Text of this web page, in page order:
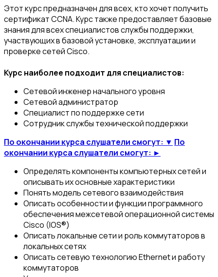
Этот курс предназначен для всех, кто хочет получить
сертификат CCNA. Курс также предоставляет базовые
знания для всех специалистов службы поддержки,
участвующих в базовой установке, эксплуатации и
проверке сетей Cisco.
Курс наиболее подходит для специалистов:
Сетевой инженер начального уровня
Сетевой администратор
Специалист по поддержке сети
Сотрудник службы технической поддержки
По окончании курса слушатели смогут: ▼ По
окончании курса слушатели смогут: ►
Определять компоненты компьютерных сетей и
описывать их основные характеристики
Понять модель сетевого взаимодействия
Описать особенности и функции программного
обеспечения межсетевой операционной системы
Cisco (IOS®)
Описать локальные сети и роль коммутаторов в
локальных сетях
Описать сетевую технологию Ethernet и работу
коммутаторов